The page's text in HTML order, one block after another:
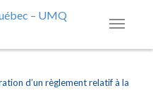
d’un règlement relatif à la